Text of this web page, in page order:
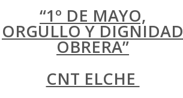
“1º DE MAYO,
ORGULLO Y DIGNIDAD
OBRERA”
CNT ELCHE